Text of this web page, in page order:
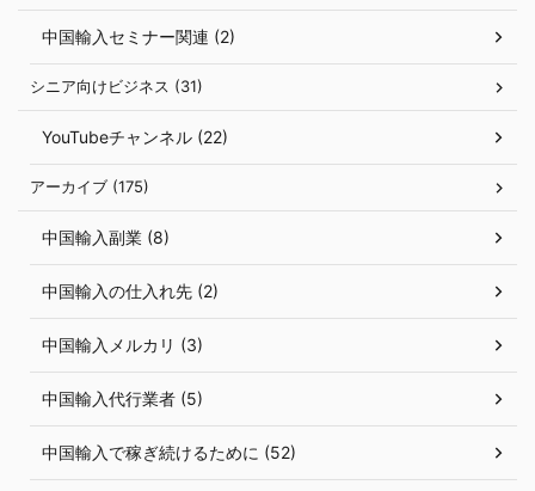
中国輸入セミナー関連 (2)
シニア向けビジネス (31)
YouTubeチャンネル (22)
アーカイブ (175)
中国輸入副業 (8)
中国輸入の仕入れ先 (2)
中国輸入メルカリ (3)
中国輸入代行業者 (5)
中国輸入で稼ぎ続けるために (52)